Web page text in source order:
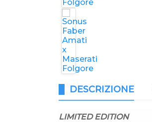
DESCRIZIONE
LIMITED EDITION